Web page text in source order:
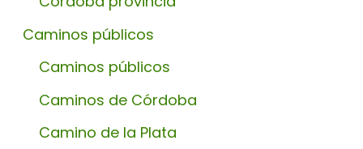
Caminos públicos
Caminos públicos
Caminos de Córdoba
Camino de la Plata